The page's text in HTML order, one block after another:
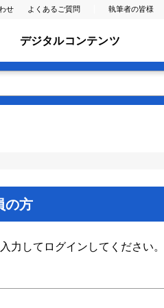
せ よくあるご質問 執筆者の皆様
デジタルコンテンツ
の方
力してログインしてください。